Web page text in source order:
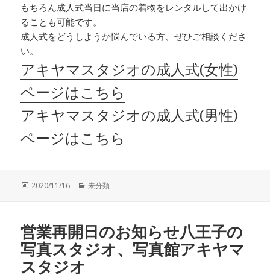
もちろん成人式当日に当店の着物をレンタルして出かけ
ることも可能です。
成人式をどうしようか悩んでいる方、ぜひご相談くださ
い。
アキヤマスタジオの成人式(女性)
ページはこちら
アキヤマスタジオの成人式(男性)
ページはこちら
投
2020/11/16
カ
ー
未分類
営業再開日のお知らせ八王子の
写真スタジオ、写真館アキヤマ
スタジオ